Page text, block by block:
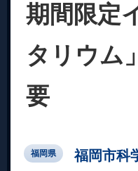
期間限定
タリウム
要
福岡県 福岡市科